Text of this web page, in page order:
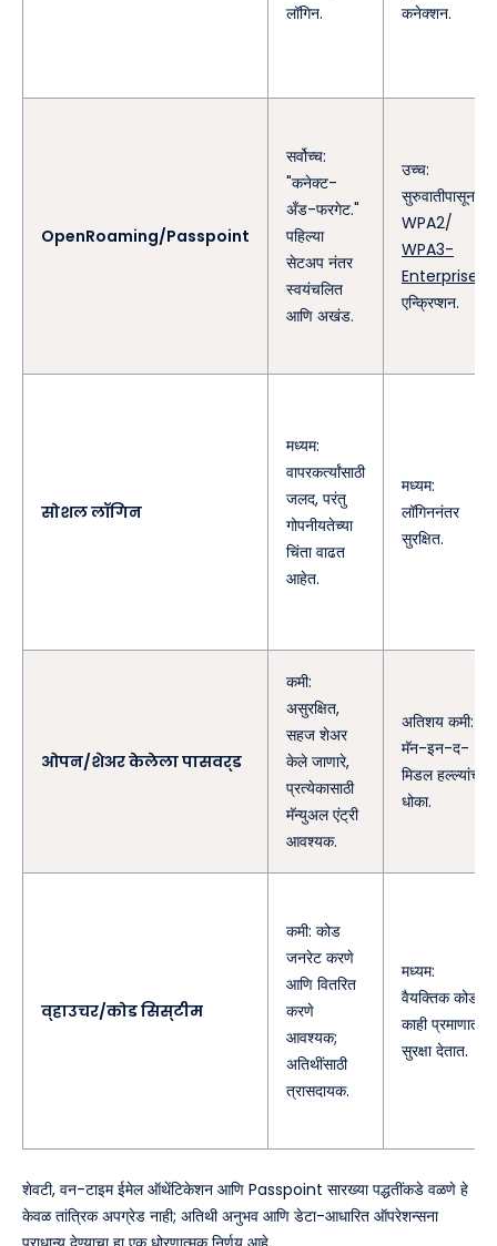
लॉगिन.
कनेक्शन.
OpenRoaming/Passpoint
सर्वोच्च:
"कनेक्ट-
अँड-फरगेट."
पहिल्या
सेटअप नंतर
स्वयंचलित
आणि अखंड.
उच्च:
सुरुवातीपासूनच
WPA2/
WPA3-
Enterprise
एन्क्रिप्शन.
सोशल लॉगिन
मध्यम:
वापरकर्त्यांसाठी
जलद, परंतु
गोपनीयतेच्या
चिंता वाढत
आहेत.
मध्यम:
लॉगिननंतर
सुरक्षित.
ओपन/शेअर केलेला पासवर्ड
कमी:
असुरक्षित,
सहज शेअर
केले जाणारे,
प्रत्येकासाठी
मॅन्युअल एंट्री
आवश्यक.
अतिशय कमी:
मॅन-इन-द-
मिडल हल्ल्यांचा
धोका.
व्हाउचर/कोड सिस्टीम
कमी: कोड
जनरेट करणे
आणि वितरित
करणे
आवश्यक;
अतिथींसाठी
त्रासदायक.
मध्यम:
वैयक्तिक कोड
काही प्रमाणात
सुरक्षा देतात.
शेवटी, वन-टाइम ईमेल ऑथेंटिकेशन आणि Passpoint सारख्या पद्धतींकडे वळणे हे
केवळ तांत्रिक अपग्रेड नाही; अतिथी अनुभव आणि डेटा-आधारित ऑपरेशन्सना